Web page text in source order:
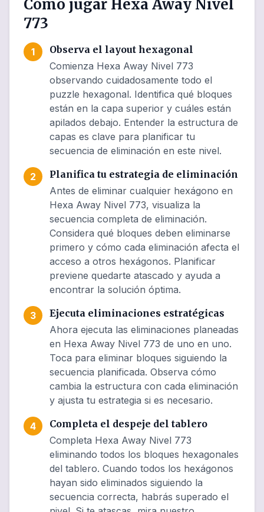
Cómo jugar Hexa Away Nivel
773
1
Observa el layout hexagonal
Comienza Hexa Away Nivel 773
observando cuidadosamente todo el
puzzle hexagonal. Identifica qué bloques
están en la capa superior y cuáles están
apilados debajo. Entender la estructura de
capas es clave para planificar tu
secuencia de eliminación en este nivel.
2
Planifica tu estrategia de eliminación
Antes de eliminar cualquier hexágono en
Hexa Away Nivel 773, visualiza la
secuencia completa de eliminación.
Considera qué bloques deben eliminarse
primero y cómo cada eliminación afecta el
acceso a otros hexágonos. Planificar
previene quedarte atascado y ayuda a
encontrar la solución óptima.
3
Ejecuta eliminaciones estratégicas
Ahora ejecuta las eliminaciones planeadas
en Hexa Away Nivel 773 de uno en uno.
Toca para eliminar bloques siguiendo la
secuencia planificada. Observa cómo
cambia la estructura con cada eliminación
y ajusta tu estrategia si es necesario.
4
Completa el despeje del tablero
Completa Hexa Away Nivel 773
eliminando todos los bloques hexagonales
del tablero. Cuando todos los hexágonos
hayan sido eliminados siguiendo la
secuencia correcta, habrás superado el